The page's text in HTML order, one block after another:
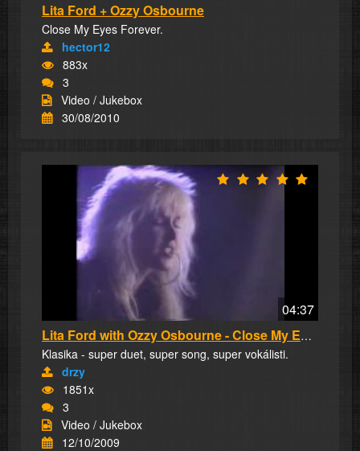
Lita Ford + Ozzy Osbourne
Close My Eyes Forever.
hector12
883x
3
Video / Jukebox
30/08/2010
04:37
Lita Ford with Ozzy Osbourne - Close My Eyes ...
Klasika - super duet, super song, super vokálisti.
drzy
1851x
3
Video / Jukebox
12/10/2009